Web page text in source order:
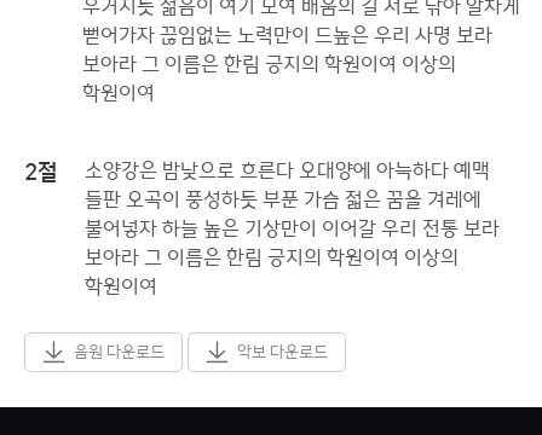
우거지듯 젊음이 여기 모여 배움의 길 서로 닦아 알차게
뻗어가자 끊임없는 노력만이 드높은 우리 사명 보라
보아라 그 이름은 한림 긍지의 학원이여 이상의
학원이여
2절
소양강은 밤낮으로 흐른다 오대양에 아늑하다 예맥
들판 오곡이 풍성하듯 부푼 가슴 젋은 꿈을 겨레에
불어넣자 하늘 높은 기상만이 이어갈 우리 전통 보라
보아라 그 이름은 한림 긍지의 학원이여 이상의
학원이여
음원 다운로드 악보 다운로드